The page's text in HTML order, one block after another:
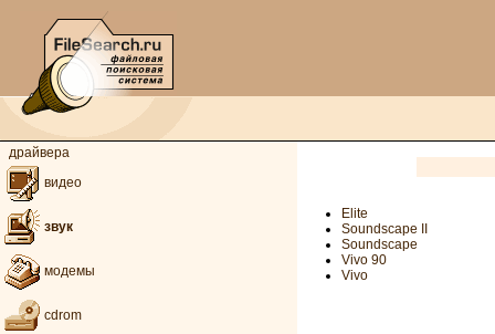
драйвера
видео
звук
модемы
cdrom
Elite
Soundscape II
Soundscape
Vivo 90
Vivo